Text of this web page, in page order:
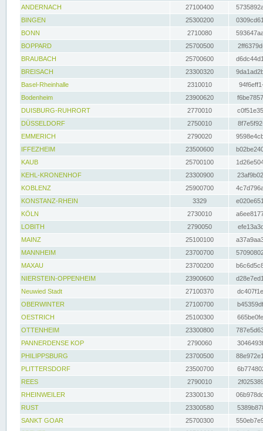
ANDERNACH
27100400
BINGEN
25300200
BONN
2710080
BOPPARD
25700500
BRAUBACH
25700600
BREISACH
23300320
Basel-Rheinhalle
2310010
Bodenheim
23900620
DUISBURG-RUHRORT
2770010
DÜSSELDORF
2750010
EMMERICH
2790020
IFFEZHEIM
23500600
KAUB
25700100
KEHL-KRONENHOF
23300900
KOBLENZ
25900700
KONSTANZ-RHEIN
3329
KÖLN
2730010
LOBITH
2790050
MAINZ
25100100
MANNHEIM
23700700
MAXAU
23700200
NIERSTEIN-OPPENHEIM
23900600
Neuwied Stadt
27100370
OBERWINTER
27100700
OESTRICH
25100300
OTTENHEIM
23300800
PANNERDENSE KOP
2790060
PHILIPPSBURG
23700500
PLITTERSDORF
23500700
REES
2790010
RHEINWEILER
23300130
RUST
23300580
SANKT GOAR
25700300